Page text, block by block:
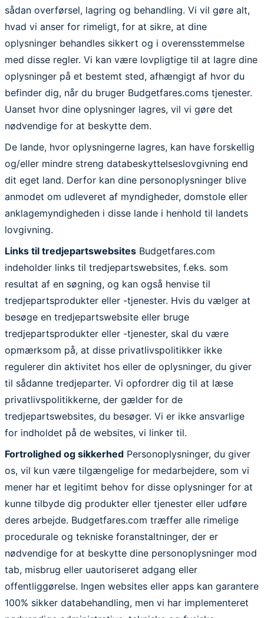
sådan overførsel, lagring og behandling. Vi vil gøre alt,
hvad vi anser for rimeligt, for at sikre, at dine
oplysninger behandles sikkert og i overensstemmelse
med disse regler. Vi kan være lovpligtige til at lagre dine
oplysninger på et bestemt sted, afhængigt af hvor du
befinder dig, når du bruger Budgetfares.coms tjenester.
Uanset hvor dine oplysninger lagres, vil vi gøre det
nødvendige for at beskytte dem.
De lande, hvor oplysningerne lagres, kan have forskellig
og/eller mindre streng databeskyttelseslovgivning end
dit eget land. Derfor kan dine personoplysninger blive
anmodet om udleveret af myndigheder, domstole eller
anklagemyndigheden i disse lande i henhold til landets
lovgivning.
Links til tredjepartswebsites Budgetfares.com
indeholder links til tredjepartswebsites, f.eks. som
resultat af en søgning, og kan også henvise til
tredjepartsprodukter eller -tjenester. Hvis du vælger at
besøge en tredjepartswebsite eller bruge
tredjepartsprodukter eller -tjenester, skal du være
opmærksom på, at disse privatlivspolitikker ikke
regulerer din aktivitet hos eller de oplysninger, du giver
til sådanne tredjeparter. Vi opfordrer dig til at læse
privatlivspolitikkerne, der gælder for de
tredjepartswebsites, du besøger. Vi er ikke ansvarlige
for indholdet på de websites, vi linker til.
Fortrolighed og sikkerhed Personoplysninger, du giver
os, vil kun være tilgængelige for medarbejdere, som vi
mener har et legitimt behov for disse oplysninger for at
kunne tilbyde dig produkter eller tjenester eller udføre
deres arbejde. Budgetfares.com træffer alle rimelige
procedurale og tekniske foranstaltninger, der er
nødvendige for at beskytte dine personoplysninger mod
tab, misbrug eller uautoriseret adgang eller
offentliggørelse. Ingen websites eller apps kan garantere
100% sikker databehandling, men vi har implementeret